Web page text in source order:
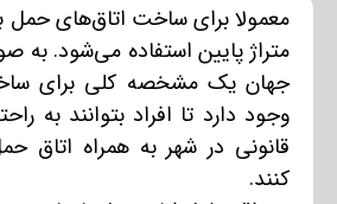
معمولا برای ساخت اتاق‌های حمل
متراژ پاییناستفاده می‌شود. به
جهان یک مشخصه کلی برای
وجود دارد تا افراد بتوانند به
قانونی در شهر به همراه اتاق
کنند.